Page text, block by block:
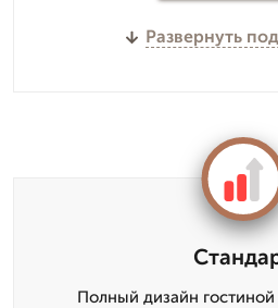
Развернуть
Полный дизайн